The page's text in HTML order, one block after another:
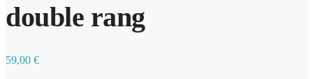
double rang
59,00 €